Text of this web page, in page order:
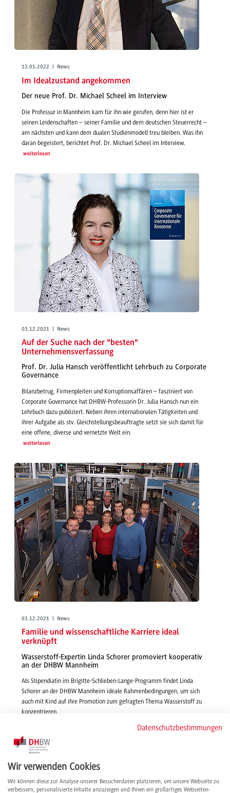
13.01.2022 | News
Im Idealzustand angekommen
Der neue Prof. Dr. Michael Scheel im Interview
Die Professur in Mannheim kam für ihn wie gerufen, denn hier ist er
seinen Leidenschaften – seiner Familie und dem deutschen Steuerrecht –
am nächsten und kann dem dualen Studienmodell treu bleiben. Was ihn
daran begeistert, berichtet Prof. Dr. Michael Scheel im Interview.
weiterlesen
03.12.2021 | News
Auf der Suche nach der "besten"
Unternehmensverfassung
Prof. Dr. Julia Hansch veröffentlicht Lehrbuch zu Corporate
Governance
Bilanzbetrug, Firmenpleiten und Korruptionsaffären – fasziniert von
Corporate Governance hat DHBW-Professorin Dr. Julia Hansch nun ein
Lehrbuch dazu publiziert. Neben ihren internationalen Tätigkeiten und
ihrer Aufgabe als stv. Gleichstellungsbeauftragte setzt sie sich damit für
eine offene, diverse und vernetzte Welt ein.
weiterlesen
03.12.2021 | News
Familie und wissenschaftliche Karriere ideal
verknüpft
Wasserstoff-Expertin Linda Schorer promoviert kooperativ
an der DHBW Mannheim
Als Stipendiatin im Brigitte-Schlieben-Lange-Programm findet Linda
Schorer an der DHBW Mannheim ideale Rahmenbedingungen, um sich
auch mit Kind auf ihre Promotion zum gefragten Thema Wasserstoff zu
konzentrieren.
Datenschutzbestimmungen
Wir verwenden Cookies
Wir können diese zur Analyse unserer Besucherdaten platzieren, um unsere Webseite zu
verbessern, personalisierte Inhalte anzuzeigen und Ihnen ein großartiges Webseiten-